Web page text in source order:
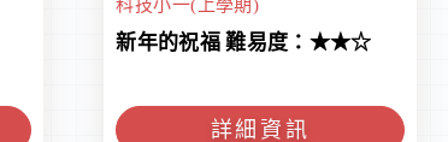
科技小一(上學期)
新年的祝福 難易度：★★☆
詳細資訊